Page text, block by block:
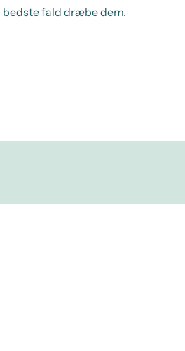
fald dræbe dem.